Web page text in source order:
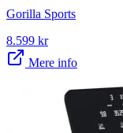
Gorilla Sports
8.599 kr
Mere info